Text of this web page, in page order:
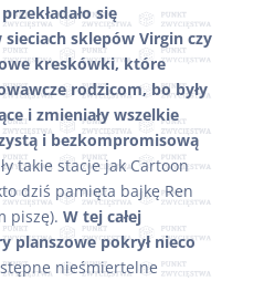
się
sklepów Virgin czy
kreskówki, które
rodzicom, bo były
i zmieniały wszelkie
i bezkompromisową
takie stacje jak Cartoon
dziś pamięta bajkę Ren
piszę). W tej całej
planszowe pokrył nieco
nieśmiertelne